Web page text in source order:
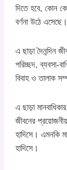
দিতে হবে, কোন
বর্ণনা উঠে এসেছে।
এ ছাড়া দৈনন্দিন
পরিচ্ছদ, ব্যবসা-
বিবাহ ও তালাক
এ ছাড়া
জীবনের
হাদিসে। এমনকি
হাদিসে।